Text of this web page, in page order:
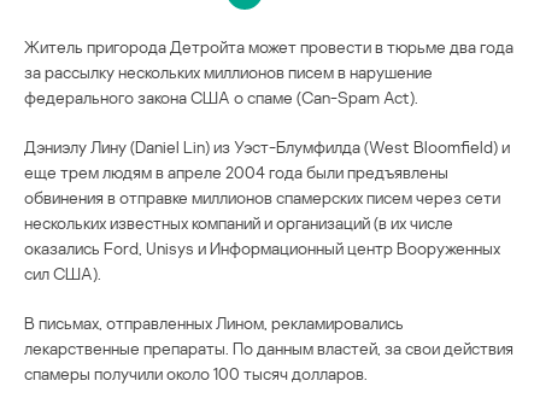
Житель пригорода Детройта может провести в тюрьме два года
за рассылку нескольких миллионов писем в нарушение
федерального закона США о спаме (Can-Spam Act).
Дэниэлу Лину (Daniel Lin) из Уэст-Блумфилда (West Bloomfield) и
еще трем людям в апреле 2004 года были предъявлены
обвинения в отправке миллионов спамерских писем через сети
нескольких известных компаний и организаций (в их числе
оказались Ford, Unisys и Информационный центр Вооруженных
сил США).
В письмах, отправленных Лином, рекламировались
лекарственные препараты. По данным властей, за свои действия
спамеры получили около 100 тысяч долларов.